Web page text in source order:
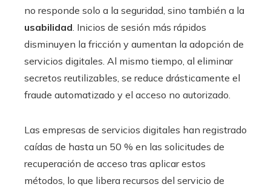
no responde solo a la seguridad, sino también a la
usabilidad . Inicios de sesión más rápidos
disminuyen la fricción y aumentan la adopción de
servicios digitales. Al mismo tiempo, al eliminar
secretos reutilizables, se reduce drásticamente el
fraude automatizado y el acceso no autorizado.
Las empresas de servicios digitales han registrado
caídas de hasta un 50 % en las solicitudes de
recuperación de acceso tras aplicar estos
métodos, lo que libera recursos del servicio de